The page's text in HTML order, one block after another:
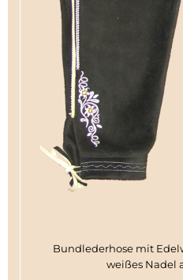
Bundlederhose mit
weißes Nadel